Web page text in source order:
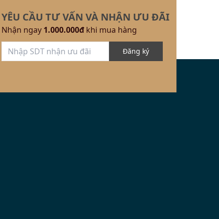
YÊU CẦU TƯ VẤN VÀ NHẬN ƯU ĐÃI
Nhận ngay 1.000.000đ khi mua hàng
Đăng ký